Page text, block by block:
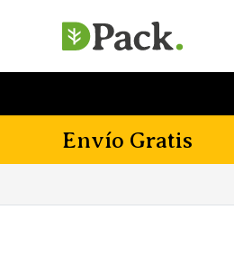
Envío Gratis